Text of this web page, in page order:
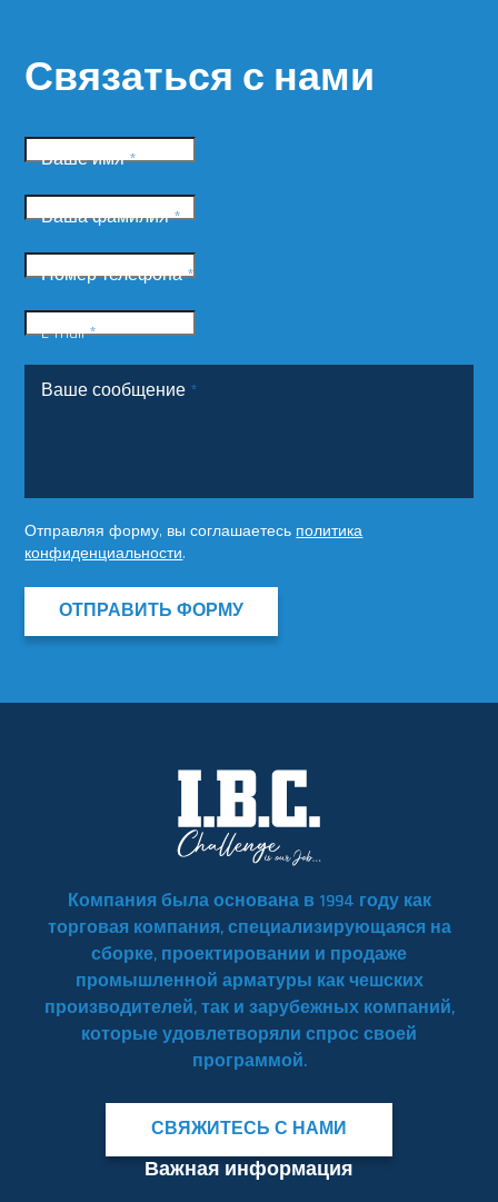
Связаться с нами
Ваше имя*
Ваша фамилия*
Номер телефона*
E-mail*
Ваше сообщение *
Отправляя форму, вы соглашаетесь политика
конфиденциальности.
ОТПРАВИТЬ ФОРМУ
Компания была основана в 1994 году как
торговая компания, специализирующаяся на
сборке, проектировании и продаже
промышленной арматуры как чешских
производителей, так и зарубежных компаний,
которые удовлетворяли спрос своей
программой.
СВЯЖИТЕСЬ С НАМИ
Важная информация